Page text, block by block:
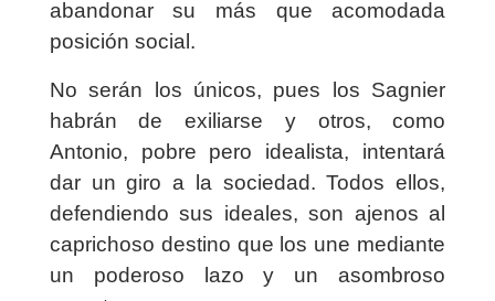
abandonar su más que acomodada
posición social.
No serán los únicos, pues los Sagnier
habrán de exiliarse y otros, como
Antonio, pobre pero idealista, intentará
dar un giro a la sociedad. Todos ellos,
defendiendo sus ideales, son ajenos al
caprichoso destino que los une mediante
un poderoso lazo y un asombroso